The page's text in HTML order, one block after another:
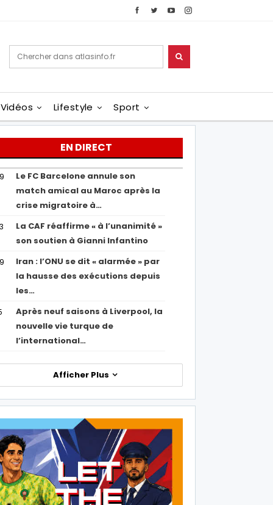
Vidéos Lifestyle Sport
EN DIRECT
Le FC Barcelone annule son
match amical au Maroc après la
crise migratoire à…
La CAF réaffirme « à l’unanimité »
son soutien à Gianni Infantino
Iran : l’ONU se dit « alarmée » par
la hausse des exécutions depuis
les…
Après neuf saisons à Liverpool, la
nouvelle vie turque de
l’international…
Afficher Plus